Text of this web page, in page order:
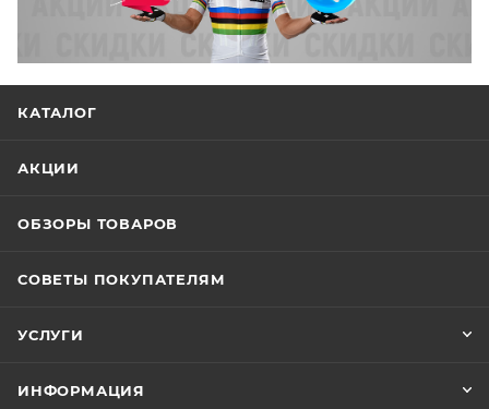
КАТАЛОГ
АКЦИИ
ОБЗОРЫ ТОВАРОВ
СОВЕТЫ ПОКУПАТЕЛЯМ
УСЛУГИ
ИНФОРМАЦИЯ